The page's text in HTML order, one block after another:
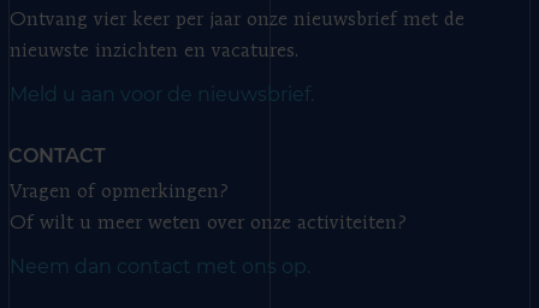
Ontvang vier keer per jaar onze nieuwsbrief met de
nieuwste inzichten en vacatures.
Meld u aan voor de nieuwsbrief.
CONTACT
Vragen of opmerkingen?
Of wilt u meer weten over onze activiteiten?
Neem dan contact met ons op.